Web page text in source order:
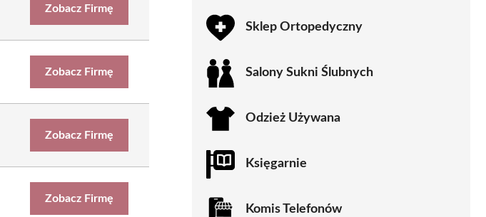
Zobacz Firmę
Zobacz Firmę
Zobacz Firmę
Zobacz Firmę
Sklep Ortopedyczny
Salony Sukni Ślubnych
Odzież Używana
Księgarnie
Komis Telefonów